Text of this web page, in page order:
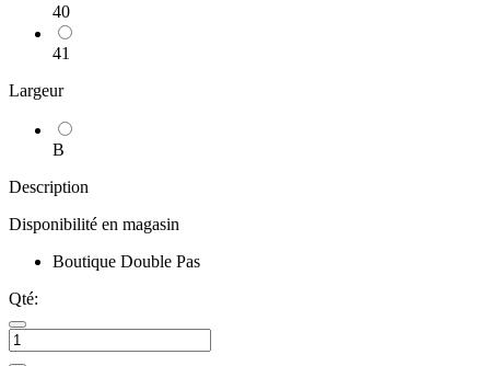
40
41
Largeur
B
Description
Disponibilité en magasin
Boutique Double Pas
Qté: